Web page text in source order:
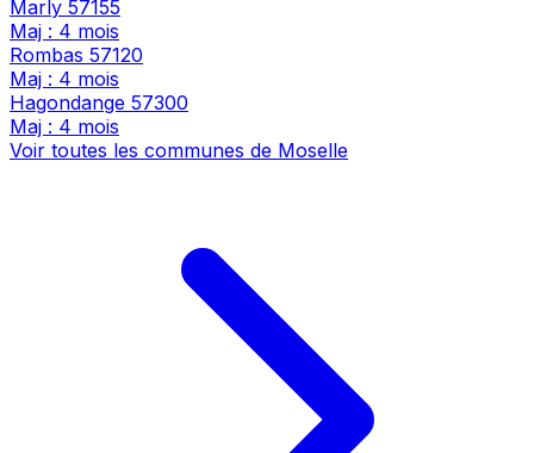
Marly 57155
Maj : 4 mois
Rombas 57120
Maj : 4 mois
Hagondange 57300
Maj : 4 mois
Voir toutes les communes de Moselle